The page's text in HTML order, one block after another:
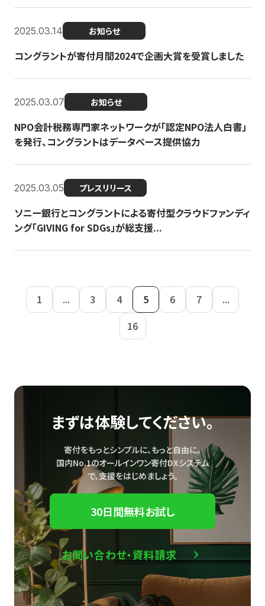
2025.03.14 お知らせ
コングラントが寄付月間2024で企画大賞を受賞しました
2025.03.07 お知らせ
NPO会計税務専門家ネットワークが「認定NPO法人白書」
を発行、コングラントはデータベース提供協力
2025.03.05 プレスリリース
ソニー銀行とコングラントによる寄付型クラウドファンディ
ング「GIVING for SDGs」が総支援...
1 ... 3 4 5 6 7
...
16
まずは体験してください。
寄付をもっとシンプルに、もっと自由に。
国内No.1のオールインワン寄付DXシステム
で、支援をはじめましょう。
30日間無料お試し
お問い合わせ・資料請求